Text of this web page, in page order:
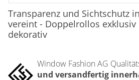
Wabenplissees
Verdunklungsplissees
gemusterte Plissees
Rollos nach Maß
Rollos in Standardgrößen
Thermo Rollo
Klemmrollo
Dachfenster Rollo
Raffrollo
Faltrollo / Raffgardinen
Flächenvorhang nach Maß
Scheibengardinen
Transparenz und Sichtschutz
vereint - Doppelrollos exklusiv
dekorativ
Window Fashion AG
und versandfertig